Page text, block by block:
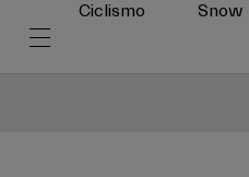
Ciclismo Snow